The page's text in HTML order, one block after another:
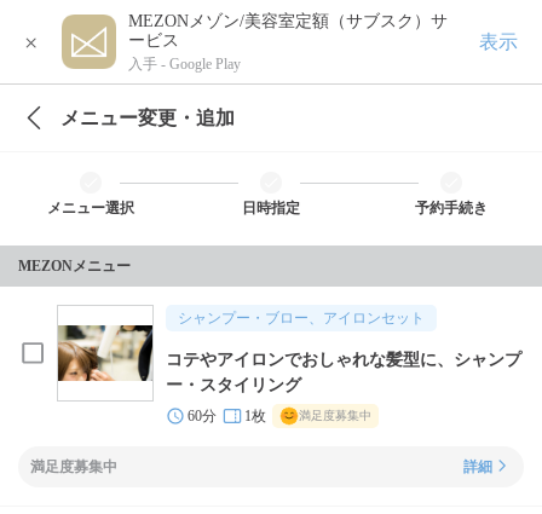
×
MEZONメゾン/美容室定額（サブスク）サ
ービス
入手 - Google Play
表示
メニュー変更・追加
メニュー選択 日時指定 予約手続き
MEZONメニュー
シャンプー・ブロー、アイロンセット
コテやアイロンでおしゃれな髪型に、シャンプ
ー・スタイリング
60分 1枚 満足度募集中
満足度募集中 詳細